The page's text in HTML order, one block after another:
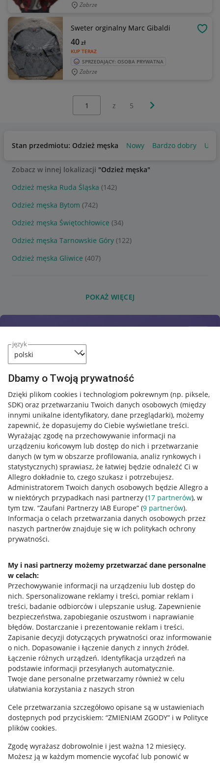
język
Dbamy o Twoją prywatność
Dzięki plikom cookies i technologiom pokrewnym (np. piksele,
SDK) oraz przetwarzaniu Twoich danych osobowych (między
innymi unikalne identyfikatory, dane przeglądarki), możemy
zapewnić, że dopasujemy do Ciebie wyświetlane treści.
Wyrażając zgodę na przechowywanie informacji na
urządzeniu końcowym lub dostęp do nich i przetwarzanie
danych (w tym w obszarze profilowania, analiz rynkowych i
statystycznych) sprawiasz, że łatwiej będzie odnaleźć Ci w
Allegro dokładnie to, czego szukasz i potrzebujesz.
Administratorem Twoich danych osobowych będzie Allegro a
w niektórych przypadkach nasi partnerzy (17 partnerów), w
tym tzw. “Zaufani Partnerzy IAB Europe” (9 partnerów).
Informacja o celach przetwarzania danych osobowych przez
naszych partnerów znajduje się w ich politykach ochrony
prywatności.
My i nasi partnerzy możemy przetwarzać dane personalne
w celach:
Przechowywanie informacji na urządzeniu lub dostęp do
nich. Spersonalizowane reklamy i treści, pomiar reklam i
treści, badanie odbiorców i ulepszanie usług. Zapewnienie
bezpieczeństwa, zapobieganie oszustwom i naprawianie
błędów. Dostarczanie i prezentowanie reklam i treści.
Zapisanie decyzji dotyczących prywatności oraz informowanie
o nich. Dopasowanie i łączenie danych z innych źródeł.
Łączenie różnych urządzeń. Identyfikacja urządzeń na
podstawie informacji przesyłanych automatycznie.
Twoje dane personalne przetwarzamy również w celu
ułatwiania korzystania z naszych stron
Cele przetwarzania szczegółowo opisane są w ustawieniach
dostępnych pod przyciskiem: “ZMIENIAM ZGODY” i w Polityce
plików cookies.
Zgodę wyrażasz dobrowolnie i jest ważna 12 miesięcy.
Możesz ją w każdym momencie wycofać lub ponowić w
Zabrze
Sweter orginalny Marc Gibaldi
KUP TERAZ
40zł
SPRZEDAJĄCY: OSOBA PRYWATNA
Zabrze
z 5 Następna strona
Stan przedmiotu: Odzież męska Nowy Bardzo dobry
Zobacz w innej lokalizacji "Odzież męska"
Odzież męska Ruda Śląska (142)
Odzież męska Bytom (742)
Odzież męska Świętochłowice (34)
Odzież męska Tarnowskie Góry (122)
Odzież męska Gliwice (407)
POKAŻ WIĘCEJ
Przydatne informacje
Jak to działa
Allegro Gadane dla sprzedających
Allegro Gadane dla kupujących
Mapa miejscowości
Informacje prawne
Regulamin
Polityka plików "cookies"
Ustawienia plików "cookies"
Udostępnianie lokalizacji
Informacje dla Aktu o Usługach Cyfrowych
Pobierz aplikację